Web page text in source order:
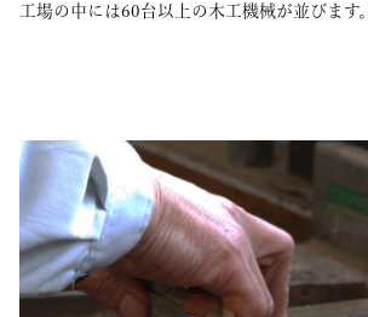
工場の中には60台以上の木工機械が並びます。